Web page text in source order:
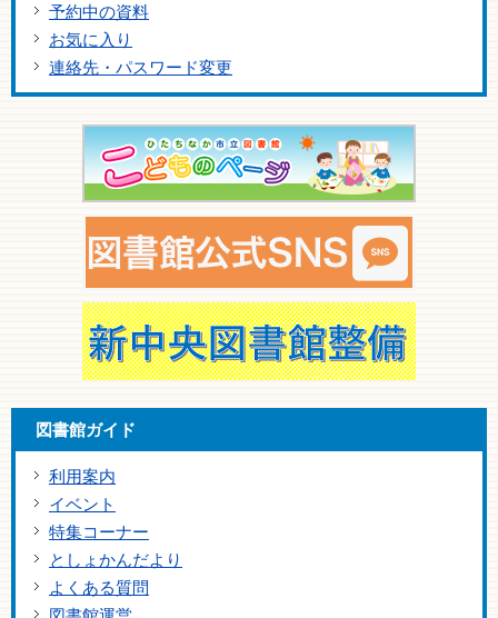
予約中の資料
お気に入り
連絡先・パスワード変更
図書館ガイド
利用案内
イベント
特集コーナー
としょかんだより
よくある質問